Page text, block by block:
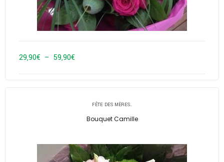
29,90€ – 59,90€Plage
29,90€FÊTE DES MÈRES..
Bouquet Camille